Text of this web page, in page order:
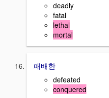
deadly
fatal
lethal
mortal
패배한
defeated
conquered